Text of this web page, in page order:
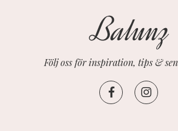
Följ oss för inspiration, tips &